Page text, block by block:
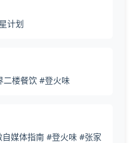
计划
二楼餐饮 #登火味
媒体指南 #登火味 #张家